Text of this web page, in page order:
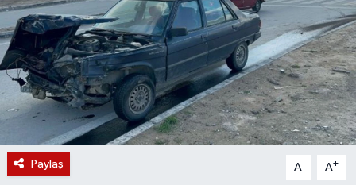
Paylaş A- A+